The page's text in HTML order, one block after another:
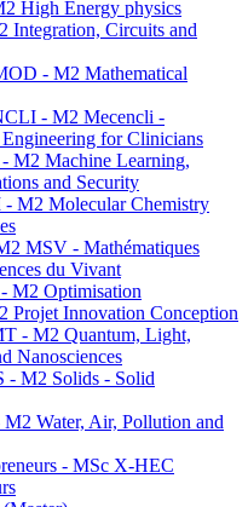
High Energy physics
Integration, Circuits and
- M2 Mathematical
- M2 Mecencli -
for Clinicians
M2 Machine Learning,
and Security
M2 Molecular Chemistry
MSV - Mathématiques
du Vivant
M2 Optimisation
Projet Innovation Conception
- M2 Quantum, Light,
Nanosciences
- M2 Solids - Solid
Water, Air, Pollution and
- MSc X-HEC